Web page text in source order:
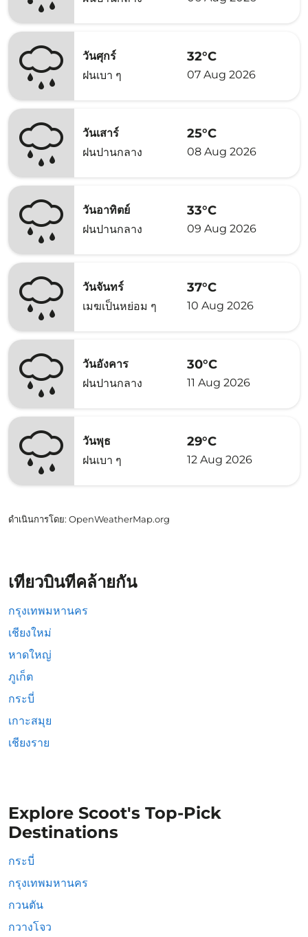
วันศุกร์
ฝนเบา ๆ
32°C
07 Aug 2026
วันเสาร์
ฝนปานกลาง
25°C
08 Aug 2026
วันอาทิตย์
ฝนปานกลาง
33°C
09 Aug 2026
วันจันทร์
เมฆเป็นหย่อม ๆ
37°C
10 Aug 2026
วันอังคาร
ฝนปานกลาง
30°C
11 Aug 2026
วันพุธ
ฝนเบา ๆ
29°C
12 Aug 2026
ดำเนินการโดย: OpenWeatherMap.org
เที่ยวบินที่คล้ายกัน
กรุงเทพมหานคร
เชียงใหม่
หาดใหญ่
ภูเก็ต
กระบี่
เกาะสมุย
เชียงราย
Explore Scoot's Top-Pick
Destinations
กระบี่
กรุงเทพมหานคร
กวนตัน
กวางโจว